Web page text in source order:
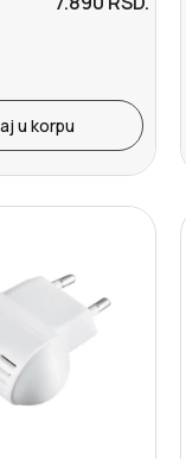
u korpu